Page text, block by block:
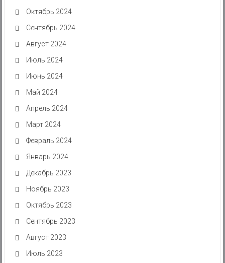
Октябрь 2024
Сентябрь 2024
Август 2024
Июль 2024
Июнь 2024
Май 2024
Апрель 2024
Март 2024
Февраль 2024
Январь 2024
Декабрь 2023
Ноябрь 2023
Октябрь 2023
Сентябрь 2023
Август 2023
Июль 2023